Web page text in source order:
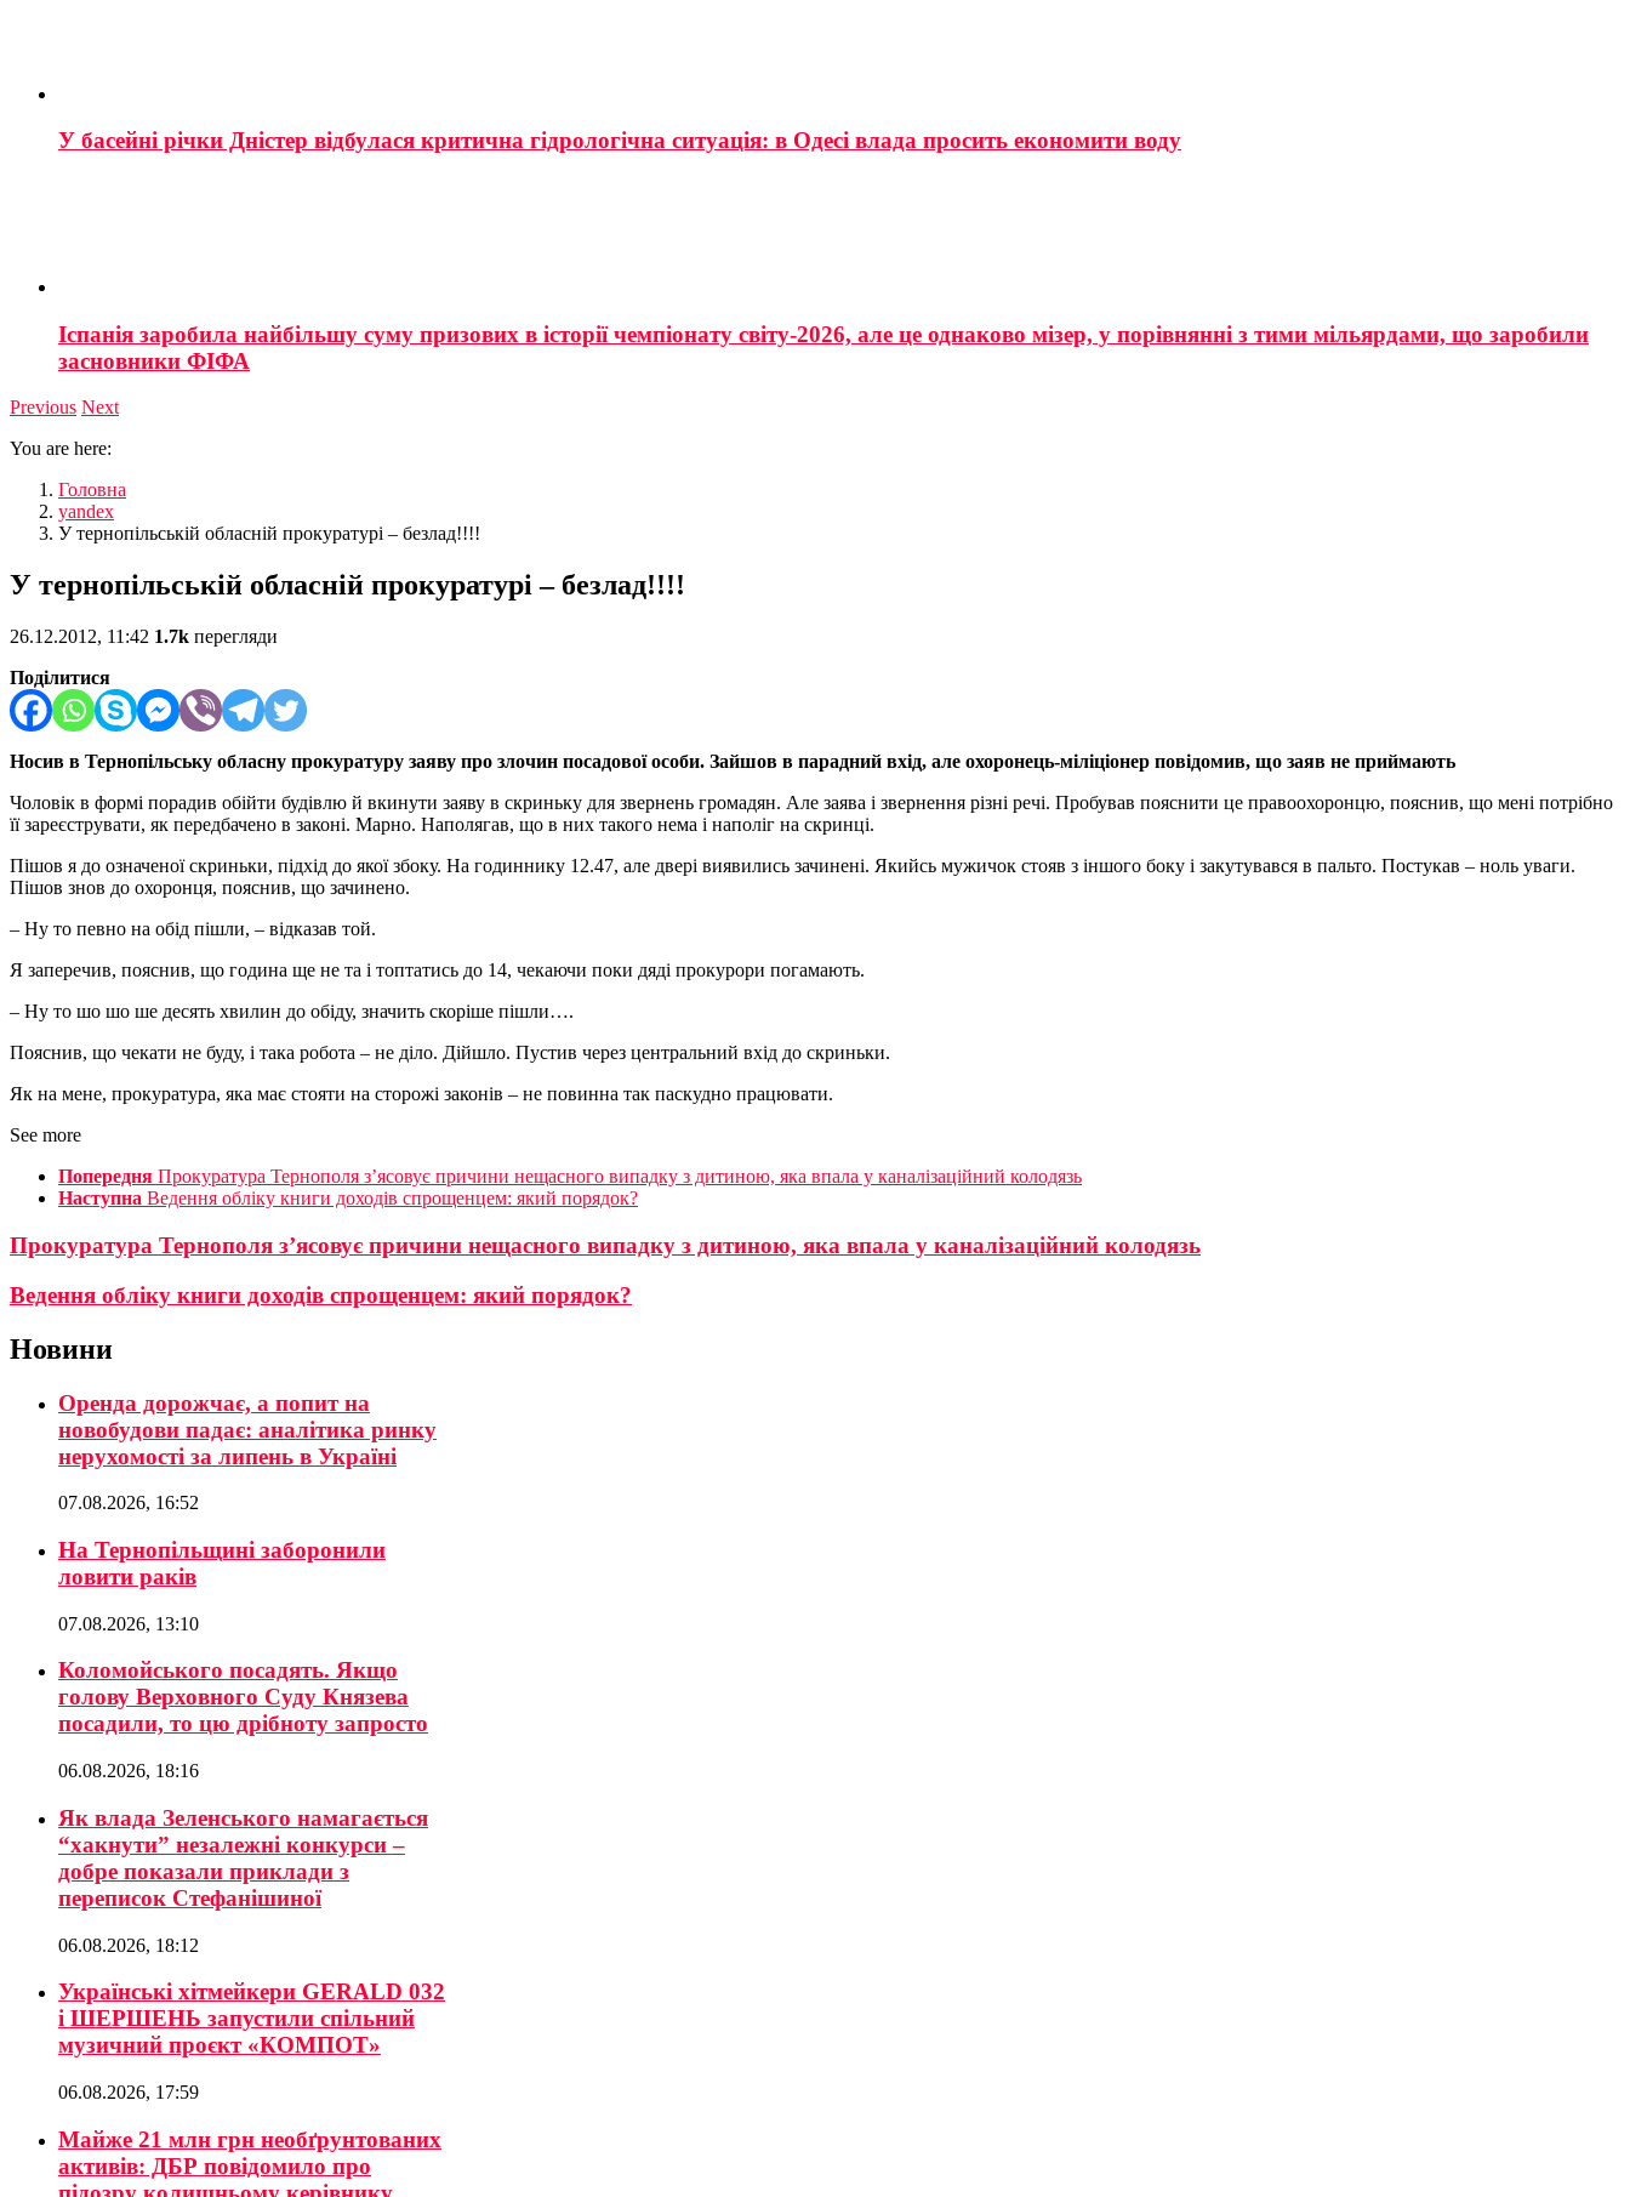
У басейні річки Дністер відбулася критична гідрологічна ситуація: в Одесі влада просить економити воду
Іспанія заробила найбільшу суму призових в історії чемпіонату світу-2026, але це однаково мізер, у порівнянні з тими мільярдами, що заробили
засновники ФІФА
Previous Next
You are here:
Головна
yandex
У тернопільській обласній прокуратурі – безлад!!!!
У тернопільській обласній прокуратурі – безлад!!!!
26.12.2012, 11:42 1.7k перегляди
Поділитися
Носив в Тернопільську обласну прокуратуру заяву про злочин посадової особи. Зайшов в парадний вхід, але охоронець-міліціонер повідомив, що заяв не приймають
Чоловік в формі порадив обійти будівлю й вкинути заяву в скриньку для звернень громадян. Але заява і звернення різні речі. Пробував пояснити це правоохоронцю, пояснив, що мені потрібно
її зареєструвати, як передбачено в законі. Марно. Наполягав, що в них такого нема і наполіг на скринці.
Пішов я до означеної скриньки, підхід до якої збоку. На годиннику 12.47, але двері виявились зачинені. Якийсь мужичок стояв з іншого боку і закутувався в пальто. Постукав – ноль уваги.
Пішов знов до охоронця, пояснив, що зачинено.
– Ну то певно на обід пішли, – відказав той.
Я заперечив, пояснив, що година ще не та і топтатись до 14, чекаючи поки дяді прокурори погамають.
– Ну то шо шо ше десять хвилин до обіду, значить скоріше пішли….
Пояснив, що чекати не буду, і така робота – не діло. Дійшло. Пустив через центральний вхід до скриньки.
Як на мене, прокуратура, яка має стояти на сторожі законів – не повинна так паскудно працювати.
See more
Попередня Прокуратура Тернополя з’ясовує причини нещасного випадку з дитиною, яка впала у каналізаційний колодязь
Наступна Ведення обліку книги доходів спрощенцем: який порядок?
Прокуратура Тернополя з’ясовує причини нещасного випадку з дитиною, яка впала у каналізаційний колодязь
Ведення обліку книги доходів спрощенцем: який порядок?
Новини
Оренда дорожчає, а попит на
новобудови падає: аналітика ринку
нерухомості за липень в Україні
07.08.2026, 16:52
На Тернопільщині заборонили
ловити раків
07.08.2026, 13:10
Коломойського посадять. Якщо
голову Верховного Суду Князева
посадили, то цю дрібноту запросто
06.08.2026, 18:16
Як влада Зеленського намагається
“хакнути” незалежні конкурси –
добре показали приклади з
переписок Стефанішиної
06.08.2026, 18:12
Українські хітмейкери GERALD 032
і ШЕРШЕНЬ запустили спільний
музичний проєкт «КОМПОТ»
06.08.2026, 17:59
Майже 21 млн грн необґрунтованих
активів: ДБР повідомило про